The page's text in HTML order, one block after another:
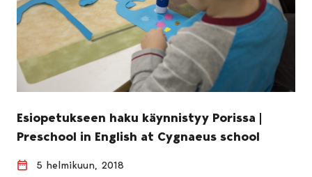
Esiopetukseen haku käynnistyy Porissa |
Preschool in English at Cygnaeus school
5 helmikuun, 2018